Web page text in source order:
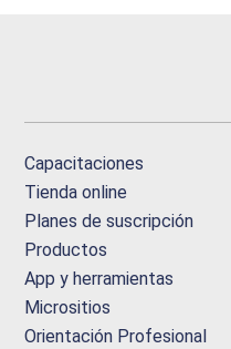
Capacitaciones
Tienda online
Planes de suscripción
Productos
App y herramientas
Micrositios
Orientación Profesional